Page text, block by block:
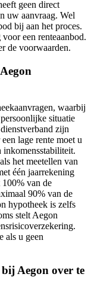
geen direct
uw aanvraag. Wel
bij aan het proces.
voor een renteaanbod.
de voorwaarden.
waarbij
situatie
zijn
lage rente moet u
inkomensstabiliteit.
het meetellen van
één jaarrekening
van de
90% van de
hypotheek is zelfs
stelt Aegon
als u geen
Aegon over te